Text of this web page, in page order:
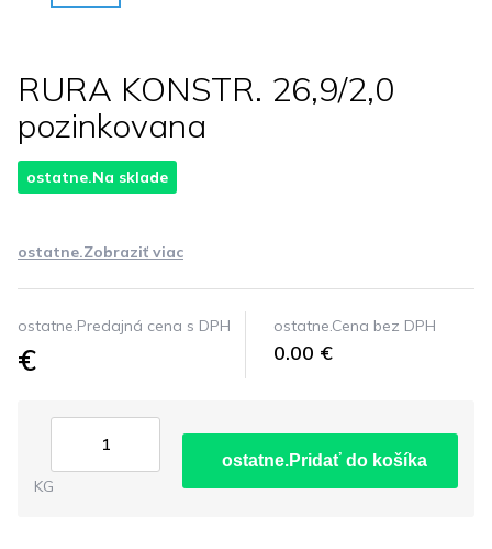
RURA KONSTR. 26,9/2,0
pozinkovana
ostatne.Na sklade
ostatne.Zobraziť viac
ostatne.Predajná cena s DPH
€
ostatne.Cena bez DPH
0.00 €
KG
ostatne.Pridať do košíka